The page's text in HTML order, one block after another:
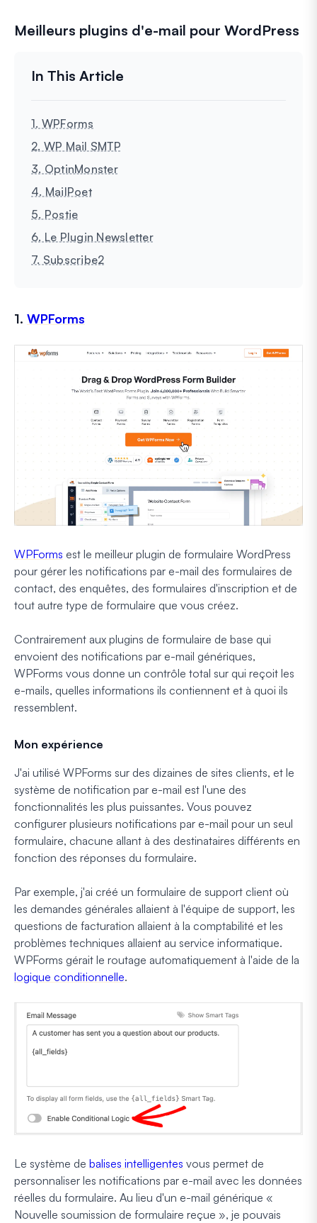
Meilleurs plugins d'e-mail pour WordPress
1. WPForms
2. WP Mail SMTP
3. OptinMonster
4. MailPoet
5. Postie
6. Le Plugin Newsletter
7. Subscribe2
1. WPForms
WPForms est le meilleur plugin de formulaire WordPress
pour gérer les notifications par e-mail des formulaires de
contact, des enquêtes, des formulaires d'inscription et de
tout autre type de formulaire que vous créez.
Contrairement aux plugins de formulaire de base qui
envoient des notifications par e-mail génériques,
WPForms vous donne un contrôle total sur qui reçoit les
e-mails, quelles informations ils contiennent et à quoi ils
ressemblent.
Mon expérience
J'ai utilisé WPForms sur des dizaines de sites clients, et le
système de notification par e-mail est l'une des
fonctionnalités les plus puissantes. Vous pouvez
configurer plusieurs notifications par e-mail pour un seul
formulaire, chacune allant à des destinataires différents en
fonction des réponses du formulaire.
Par exemple, j'ai créé un formulaire de support client où
les demandes générales allaient à l'équipe de support, les
questions de facturation allaient à la comptabilité et les
problèmes techniques allaient au service informatique.
WPForms gérait le routage automatiquement à l'aide de la
logique conditionnelle.
Le système de balises intelligentes vous permet de
personnaliser les notifications par e-mail avec les données
réelles du formulaire. Au lieu d'un e-mail générique «
Nouvelle soumission de formulaire reçue », je pouvais